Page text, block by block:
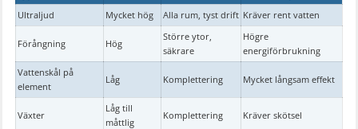
Ultraljud
Mycket hög Alla rum, tyst drift Kräver rent vatten
Förångning Hög
Större ytor,
säkrare
Högre
energiförbrukning
Vattenskål på
element
Låg Komplettering Mycket långsam effekt
Växter
Låg till
måttlig
Komplettering Kräver skötsel